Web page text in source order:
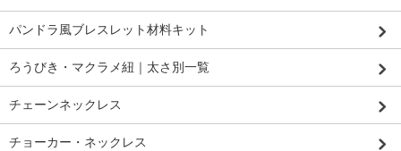
パンドラ風ブレスレット材料キット
ろうびき・マクラメ紐｜太さ別一覧
チェーンネックレス
チョーカー・ネックレス